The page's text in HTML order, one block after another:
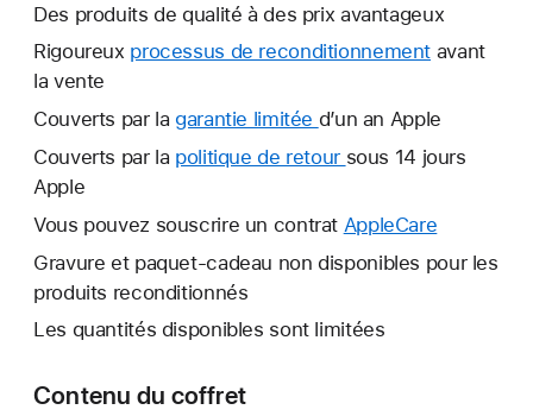
Des produits de qualité à des prix avantageux
Rigoureux processus de reconditionnement avant
la vente
Couverts par la garantie limitée Une
nouvelle
d’un an Apple
Couverts par la politique de retour Une
fenêtre
sous 14 jours
Apple
Vous pouvez souscrire un contrat AppleCare
nouvelle
Gravure et paquet-cadeau non disponibles pour les
produits reconditionnés
Les quantités disponibles sont limitées
Contenu du coffret